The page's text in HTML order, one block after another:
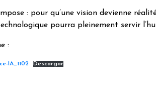
: pour qu’une vision devienne
pourra pleinement servir
:
IA_1102 Descargar